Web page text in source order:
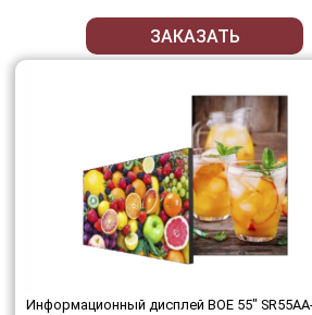
ЗАКАЗАТЬ
Информационный дисплей BOE 55"